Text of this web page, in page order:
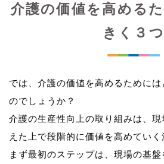
介護の価値を高める
きく３つ
では、介護の価値を高めるために
のでしょうか？
介護の生産性向上の取り組みは、
えた上で段階的に価値を高めていく
まず最初のステップは、現場の基